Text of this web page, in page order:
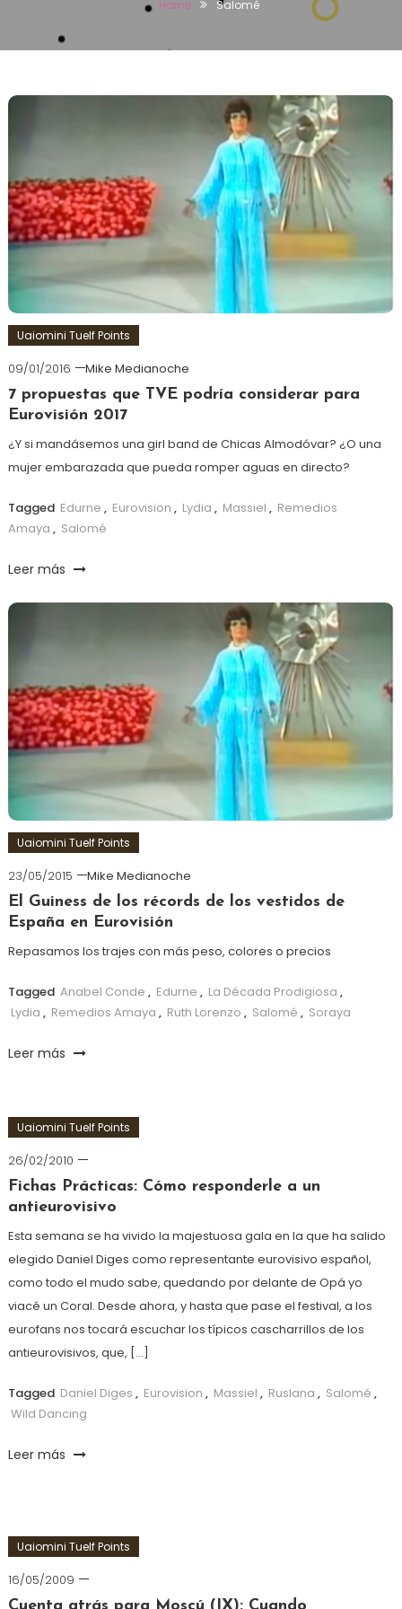
Home Salomé
Uaiomini Tuelf Points
09/01/2016
Mike Medianoche
7 propuestas que TVE podría considerar para
Eurovisión 2017
¿Y si mandásemos una girl band de Chicas Almodóvar? ¿O una
mujer embarazada que pueda romper aguas en directo?
Tagged Edurne , Eurovision , Lydia , Massiel , Remedios
Amaya , Salomé
Leer más
Uaiomini Tuelf Points
23/05/2015
Mike Medianoche
El Guiness de los récords de los vestidos de
España en Eurovisión
Repasamos los trajes con más peso, colores o precios
Tagged Anabel Conde , Edurne , La Década Prodigiosa ,
Lydia , Remedios Amaya , Ruth Lorenzo , Salomé , Soraya
Leer más
Uaiomini Tuelf Points
26/02/2010
Fichas Prácticas: Cómo responderle a un
antieurovisivo
Esta semana se ha vivido la majestuosa gala en la que ha salido
elegido Daniel Diges como representante eurovisivo español,
como todo el mudo sabe, quedando por delante de Opá yo
viacé un Coral. Desde ahora, y hasta que pase el festival, a los
eurofans nos tocará escuchar los típicos cascharrillos de los
antieurovisivos, que, […]
Tagged Daniel Diges , Eurovision , Massiel , Ruslana , Salomé ,
Wild Dancing
Leer más
Uaiomini Tuelf Points
16/05/2009